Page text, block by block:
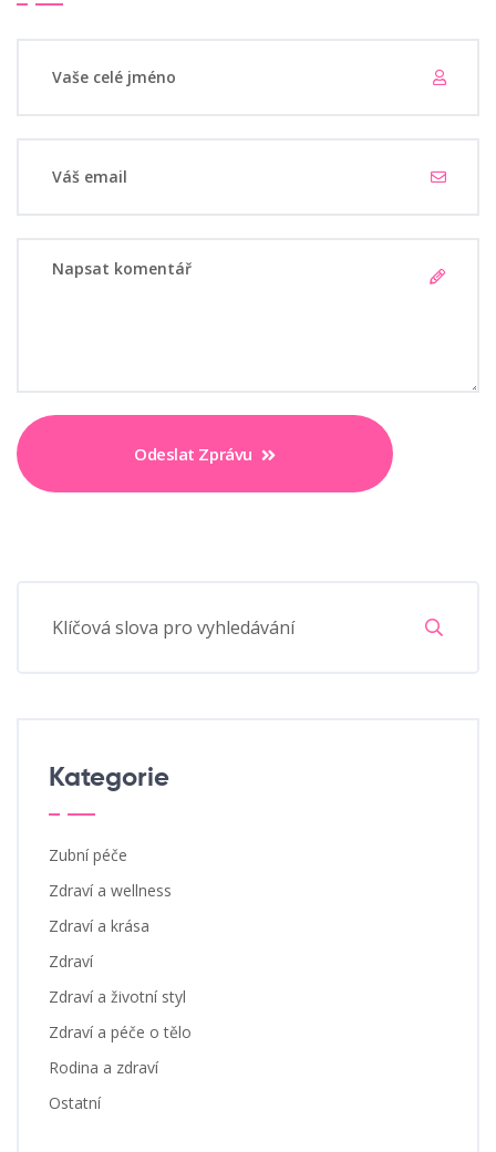
Odeslat Zprávu
Kategorie
Zubní péče
Zdraví a wellness
Zdraví a krása
Zdraví
Zdraví a životní styl
Zdraví a péče o tělo
Rodina a zdraví
Ostatní